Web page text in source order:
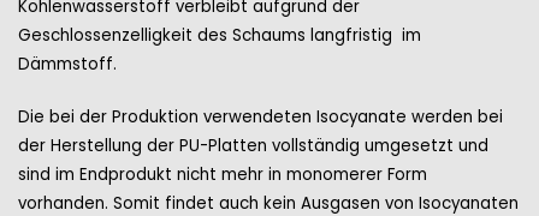
Kohlenwasserstoff verbleibt aufgrund der
Geschlossenzelligkeit des Schaums langfristig im
Dämmstoff.
Die bei der Produktion verwendeten Isocyanate werden bei
der Herstellung der PU-Platten vollständig umgesetzt und
sind im Endprodukt nicht mehr in monomerer Form
vorhanden. Somit findet auch kein Ausgasen von Isocyanaten